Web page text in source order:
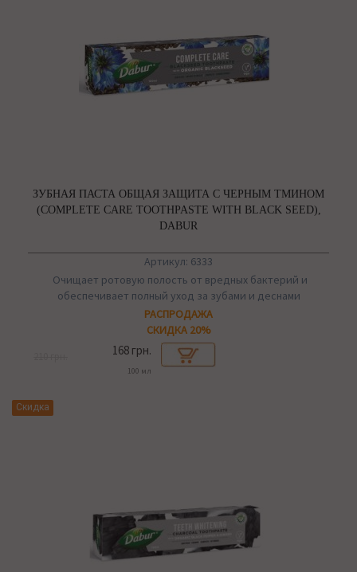
ЗУБНАЯ ПАСТА ОБЩАЯ ЗАЩИТА С ЧЕРНЫМ ТМИНОМ
(COMPLETE CARE TOOTHPASTE WITH BLACK SEED),
DABUR
Артикул: 6333
Очищает ротовую полость от вредных бактерий и
обеспечивает полный уход за зубами и деснами
РАСПРОДАЖА
СКИДКА 20%
168 грн.
100 мл
Скидка